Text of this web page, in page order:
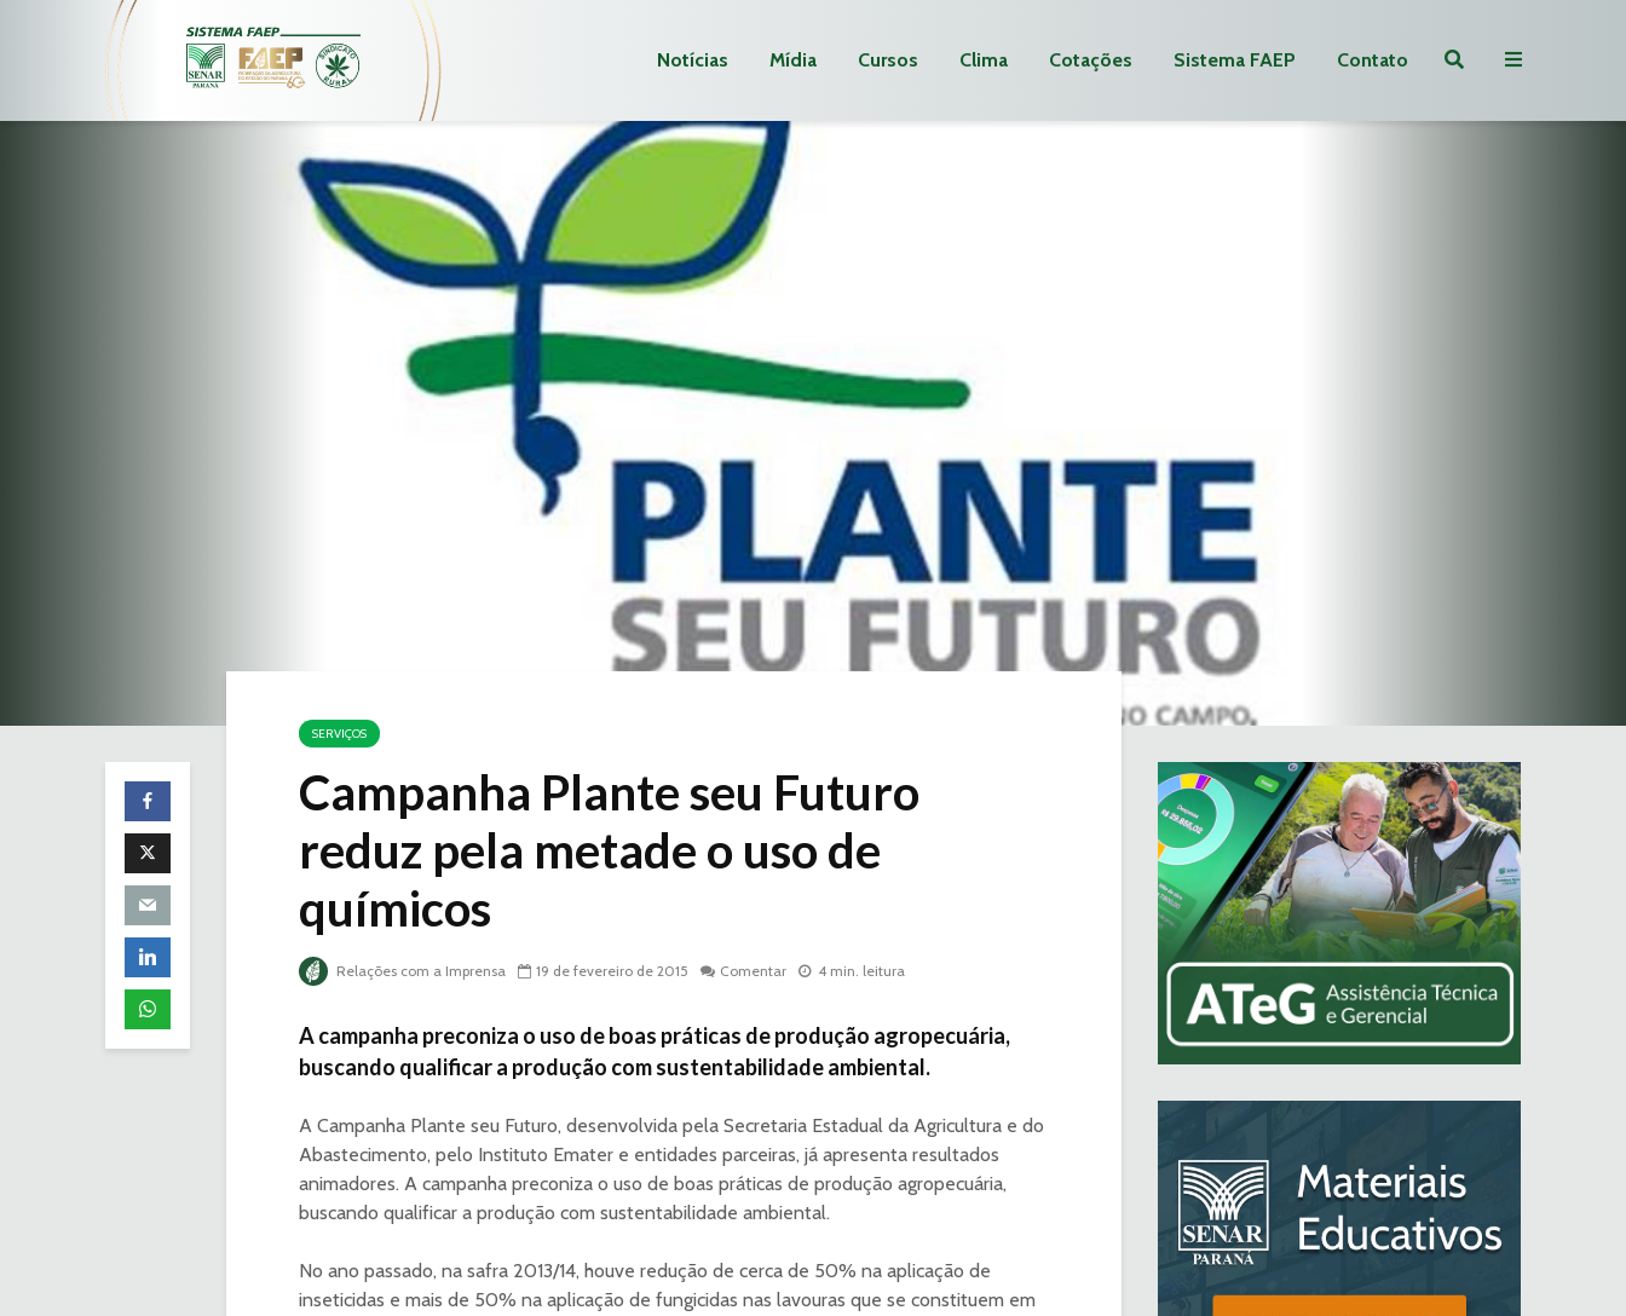
Notícias Mídia Cursos Clima Cotações Sistema FAEP Contato
SERVIÇOS
Campanha Plante seu Futuro
reduz pela metade o uso de
químicos
Relações com a Imprensa 19 de fevereiro de 2015 Comentar 4 min. leitura
A campanha preconiza o uso de boas práticas de produção agropecuária,
buscando qualificar a produção com sustentabilidade ambiental.
A Campanha Plante seu Futuro, desenvolvida pela Secretaria Estadual da Agricultura e do
Abastecimento, pelo Instituto Emater e entidades parceiras, já apresenta resultados
animadores. A campanha preconiza o uso de boas práticas de produção agropecuária,
buscando qualificar a produção com sustentabilidade ambiental.
No ano passado, na safra 2013/14, houve redução de cerca de 50% na aplicação de
inseticidas e mais de 50% na aplicação de fungicidas nas lavouras que se constituem em